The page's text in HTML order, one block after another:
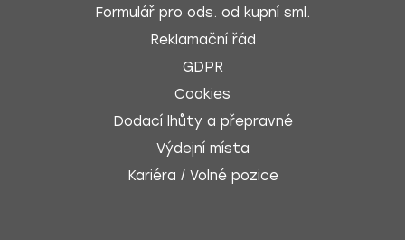
Formulář pro ods. od kupní sml.
Reklamační řád
GDPR
Cookies
Dodací lhůty a přepravné
Výdejní místa
Kariéra / Volné pozice